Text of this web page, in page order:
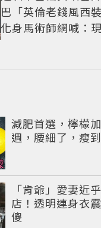
巴「英倫老錢風西
化身馬術師網喊：
減肥首選，檸檬
週，腰細了，瘦
「肯爺」愛妻近
店！透明連身衣
傻